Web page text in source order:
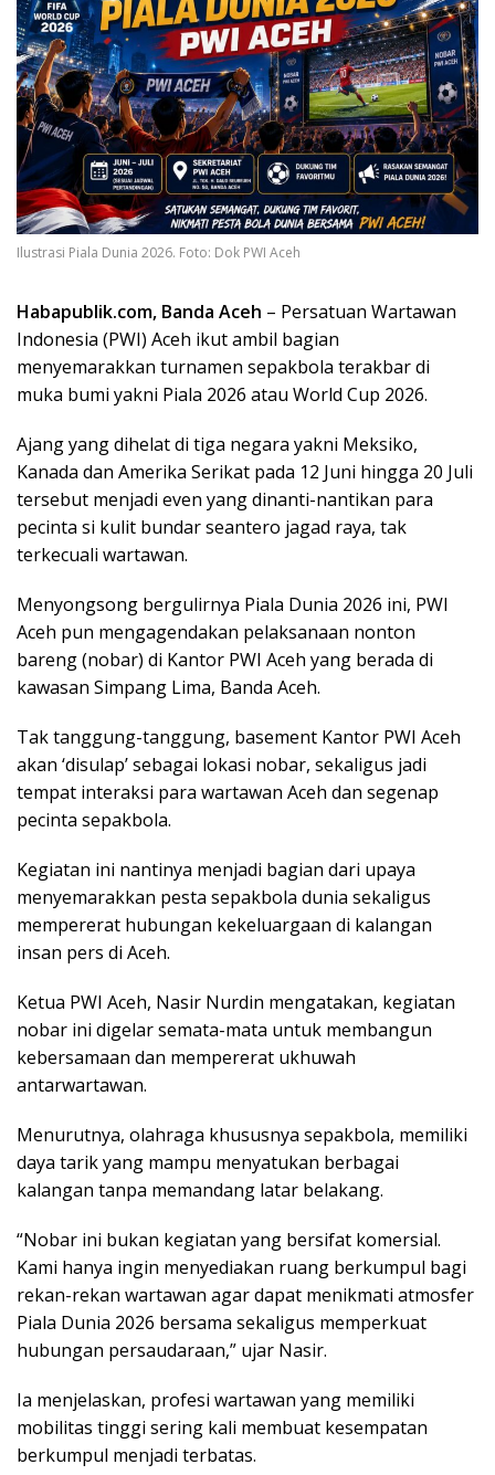
Ilustrasi Piala Dunia 2026. Foto: Dok PWI Aceh
Habapublik.com, Banda Aceh – Persatuan Wartawan
Indonesia (PWI) Aceh ikut ambil bagian
menyemarakkan turnamen sepakbola terakbar di
muka bumi yakni Piala 2026 atau World Cup 2026.
Ajang yang dihelat di tiga negara yakni Meksiko,
Kanada dan Amerika Serikat pada 12 Juni hingga 20 Juli
tersebut menjadi even yang dinanti-nantikan para
pecinta si kulit bundar seantero jagad raya, tak
terkecuali wartawan.
Menyongsong bergulirnya Piala Dunia 2026 ini, PWI
Aceh pun mengagendakan pelaksanaan nonton
bareng (nobar) di Kantor PWI Aceh yang berada di
kawasan Simpang Lima, Banda Aceh.
Tak tanggung-tanggung, basement Kantor PWI Aceh
akan ‘disulap’ sebagai lokasi nobar, sekaligus jadi
tempat interaksi para wartawan Aceh dan segenap
pecinta sepakbola.
Kegiatan ini nantinya menjadi bagian dari upaya
menyemarakkan pesta sepakbola dunia sekaligus
mempererat hubungan kekeluargaan di kalangan
insan pers di Aceh.
Ketua PWI Aceh, Nasir Nurdin mengatakan, kegiatan
nobar ini digelar semata-mata untuk membangun
kebersamaan dan mempererat ukhuwah
antarwartawan.
Menurutnya, olahraga khususnya sepakbola, memiliki
daya tarik yang mampu menyatukan berbagai
kalangan tanpa memandang latar belakang.
“Nobar ini bukan kegiatan yang bersifat komersial.
Kami hanya ingin menyediakan ruang berkumpul bagi
rekan-rekan wartawan agar dapat menikmati atmosfer
Piala Dunia 2026 bersama sekaligus memperkuat
hubungan persaudaraan,” ujar Nasir.
Ia menjelaskan, profesi wartawan yang memiliki
mobilitas tinggi sering kali membuat kesempatan
berkumpul menjadi terbatas.